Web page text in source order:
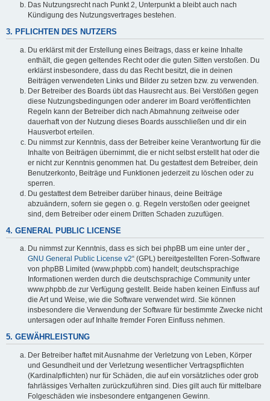
Das Nutzungsrecht nach Punkt 2, Unterpunkt a bleibt auch nach
Kündigung des Nutzungsvertrages bestehen.
3. PFLICHTEN DES NUTZERS
Du erklärst mit der Erstellung eines Beitrags, dass er keine Inhalte
enthält, die gegen geltendes Recht oder die guten Sitten verstoßen. Du
erklärst insbesondere, dass du das Recht besitzt, die in deinen
Beiträgen verwendeten Links und Bilder zu setzen bzw. zu verwenden.
Der Betreiber des Boards übt das Hausrecht aus. Bei Verstößen gegen
diese Nutzungsbedingungen oder anderer im Board veröffentlichten
Regeln kann der Betreiber dich nach Abmahnung zeitweise oder
dauerhaft von der Nutzung dieses Boards ausschließen und dir ein
Hausverbot erteilen.
Du nimmst zur Kenntnis, dass der Betreiber keine Verantwortung für die
Inhalte von Beiträgen übernimmt, die er nicht selbst erstellt hat oder die
er nicht zur Kenntnis genommen hat. Du gestattest dem Betreiber, dein
Benutzerkonto, Beiträge und Funktionen jederzeit zu löschen oder zu
sperren.
Du gestattest dem Betreiber darüber hinaus, deine Beiträge
abzuändern, sofern sie gegen o. g. Regeln verstoßen oder geeignet
sind, dem Betreiber oder einem Dritten Schaden zuzufügen.
4. GENERAL PUBLIC LICENSE
Du nimmst zur Kenntnis, dass es sich bei phpBB um eine unter der „
GNU General Public License v2“ (GPL) bereitgestellten Foren-Software
von phpBB Limited (www.phpbb.com) handelt; deutschsprachige
Informationen werden durch die deutschsprachige Community unter
www.phpbb.de zur Verfügung gestellt. Beide haben keinen Einfluss auf
die Art und Weise, wie die Software verwendet wird. Sie können
insbesondere die Verwendung der Software für bestimmte Zwecke nicht
untersagen oder auf Inhalte fremder Foren Einfluss nehmen.
5. GEWÄHRLEISTUNG
Der Betreiber haftet mit Ausnahme der Verletzung von Leben, Körper
und Gesundheit und der Verletzung wesentlicher Vertragspflichten
(Kardinalpflichten) nur für Schäden, die auf ein vorsätzliches oder grob
fahrlässiges Verhalten zurückzuführen sind. Dies gilt auch für mittelbare
Folgeschäden wie insbesondere entgangenen Gewinn.